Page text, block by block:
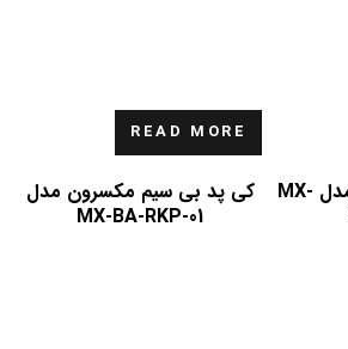
تگ دزدگیر مکسرون مدل MX-
READ MORE
کی پد بی سیم مکسرون مدل
MX-BA-RKP-01